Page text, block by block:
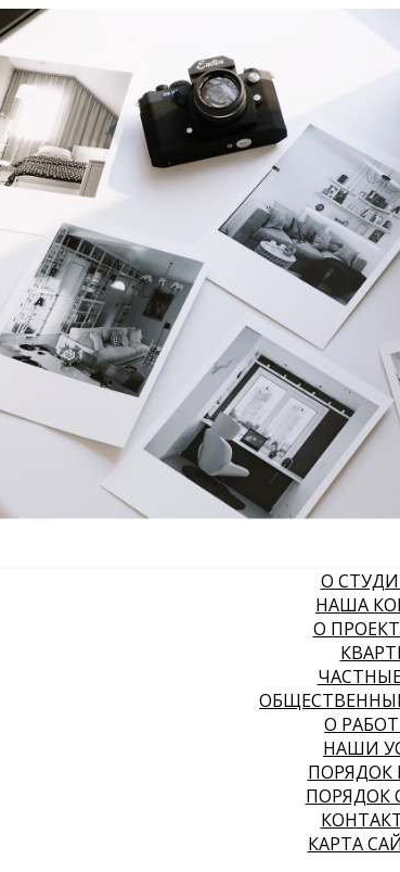
О
НАША
О
О
НАШИ
ПОРЯДОК
ПОРЯДОК
КАРТА